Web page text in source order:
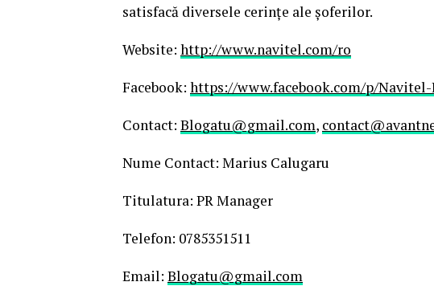
satisfacă diversele cerințe ale șoferilor.
Website: http://www.navitel.com/ro
Facebook: https://www.facebook.com/p/Navitel-
Contact: Blogatu@gmail.com,
Nume Contact: Marius Calugaru
Titulatura: PR Manager
Telefon: 0785351511
Email: Blogatu@gmail.com